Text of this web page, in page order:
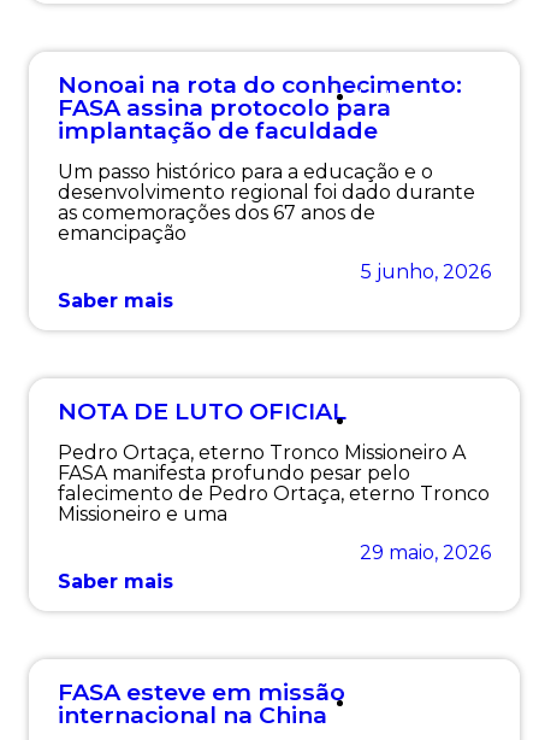
Institucional
Nonoai na rota do conhecimento:
FASA assina protocolo para
implantação de faculdade
Um passo histórico para a educação e o
desenvolvimento regional foi dado durante
as comemorações dos 67 anos de
emancipação
5 junho, 2026
Saber mais
NOTA DE LUTO OFICIAL
Pedro Ortaça, eterno Tronco Missioneiro A
FASA manifesta profundo pesar pelo
falecimento de Pedro Ortaça, eterno Tronco
Missioneiro e uma
29 maio, 2026
Saber mais
FASA esteve em missão
internacional na China